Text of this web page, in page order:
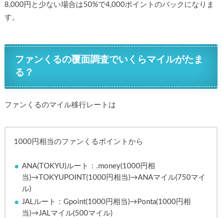
8,000円と少ない場合は50%で4,000ポイントのバックになりま
す。
ファンくるの覆面調査でいくらマイルがたま
る？
ファンくるのマイル移行レートは
1000円相当のファンくるポイントから
ANA(TOKYU)ルート：.money(1000円相
当)→TOKYUPOINT(1000円相当)→ANAマイル(750マイ
ル)
JALルート：Gpoint(1000円相当)→Ponta(1000円相
当)→JALマイル(500マイル)